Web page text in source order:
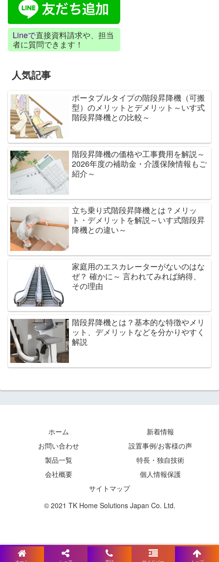
Lineで直接資料請求や、担当
者に質問できます！
人気記事
ポータブルタイプの階段昇降機（可搬
型）のメリットとデメリット～いす式
階段昇降機との比較～
階段昇降機の価格や工事費用を解説～
2026年度の補助金・介護保険情報もご
紹介～
立ち乗り式階段昇降機とは？メリッ
ト・デメリットを解説～いす式階段昇
降機との違い～
家庭用のエスカレーターがないのはな
ぜ？ 確かに～ 言われてみれば納得、
その理由
階段昇降機とは？基本的な特徴やメリ
ット、デメリットなどを分かりやすく
解説
ホーム
新着情報
お問い合わせ
設置事例/お客様の声
製品一覧
特長・独自技術
会社概要
個人情報保護
サイトマップ
© 2021 TK Home Solutions Japan Co. Ltd.